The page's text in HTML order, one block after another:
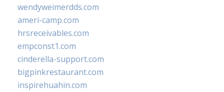
wendyweimerdds.com
ameri-camp.com
hrsreceivables.com
empconst1.com
cinderella-support.com
bigpinkrestaurant.com
inspirehuahin.com